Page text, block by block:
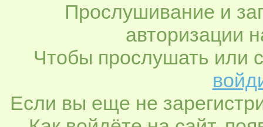
Прослушивание и
авторизации
Чтобы прослушать или
Если вы еще не